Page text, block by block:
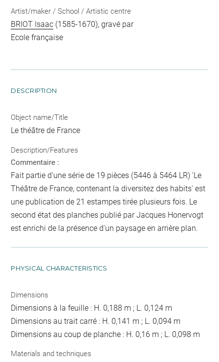
Artist/maker / School / Artistic centre
BRIOT Isaac (1585-1670), gravé par
Ecole française
DESCRIPTION
Object name/Title
Le théâtre de France
Description/Features
Commentaire :
Fait partie d'une série de 19 pièces (5446 à 5464 LR) 'Le
Théâtre de France, contenant la diversitez des habits' est
une publication de 21 estampes tirée plusieurs fois. Le
second état des planches publié par Jacques Honervogt
est enrichi de la présence d'un paysage en arrière plan.
PHYSICAL CHARACTERISTICS
Dimensions
Dimensions à la feuille : H. 0,188 m ; L. 0,124 m
Dimensions au trait carré : H. 0,141 m ; L. 0,094 m
Dimensions au coup de planche : H. 0,16 m ; L. 0,098 m
Materials and techniques